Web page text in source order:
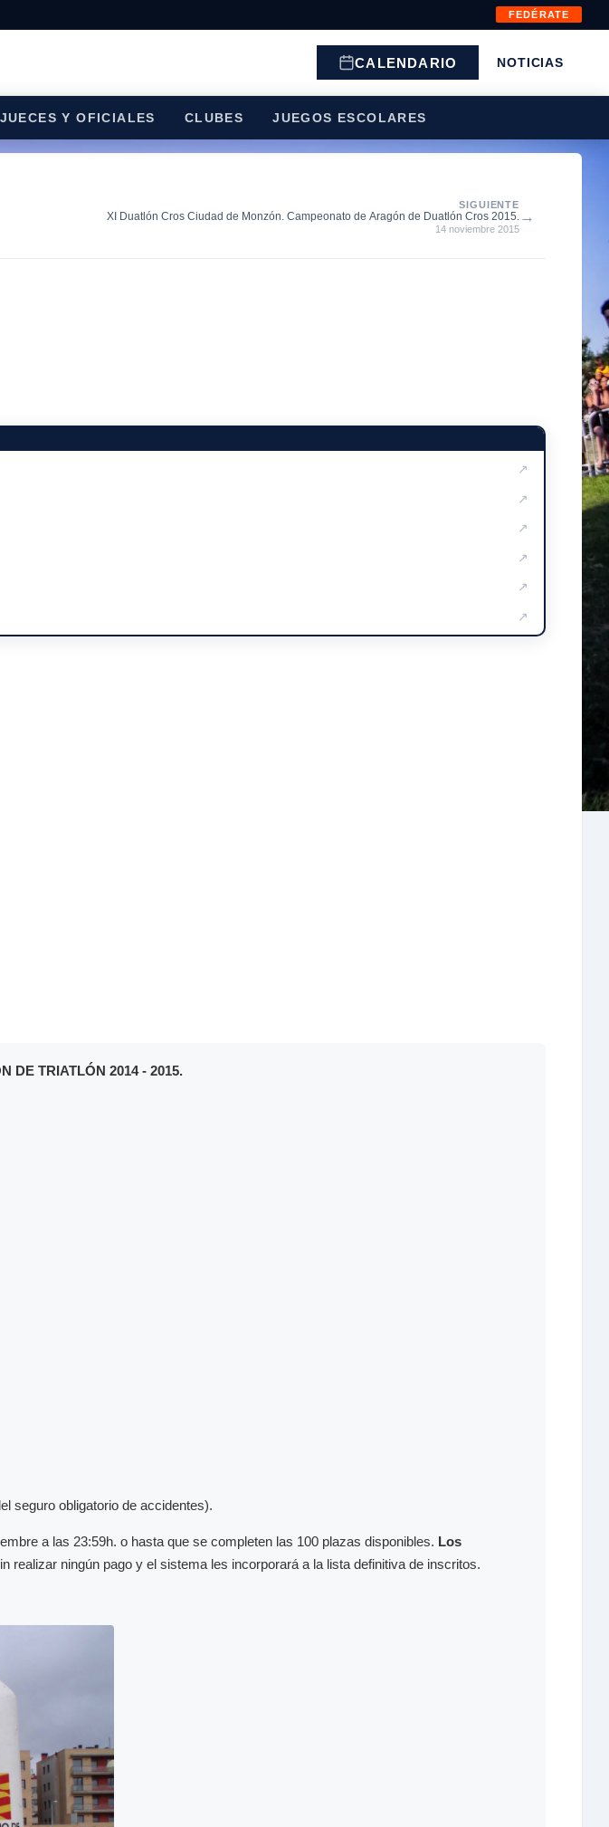
FEDÉRATE
CALENDARIO NOTICIAS
JUECES Y OFICIALES CLUBES JUEGOS ESCOLARES
SIGUIENTE
XI Duatlón Cros Ciudad de Monzón. Campeonato de Aragón de Duatlón Cros 2015.
14 noviembre 2015
→
↗
↗
↗
↗
↗
↗
DE TRIATLÓN 2014 - 2015.
seguro obligatorio de accidentes).
a las 23:59h. o hasta que se completen las 100 plazas disponibles. Los
realizar ningún pago y el sistema les incorporará a la lista definitiva de inscritos.